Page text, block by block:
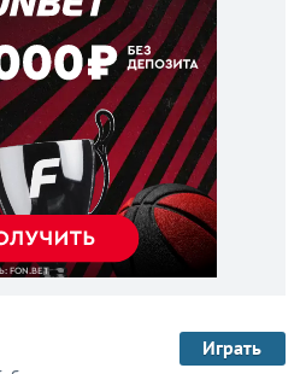
Играть